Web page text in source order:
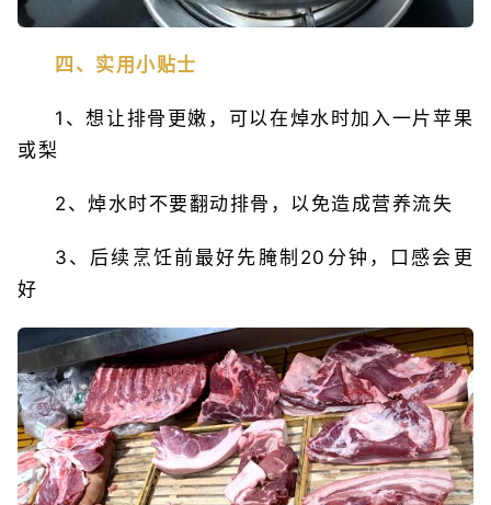
四、实用小贴士
1、想让排骨更嫩，可以在焯水时加入一片苹果
或梨
2、焯水时不要翻动排骨，以免造成营养流失
3、后续烹饪前最好先腌制20分钟，口感会更
好